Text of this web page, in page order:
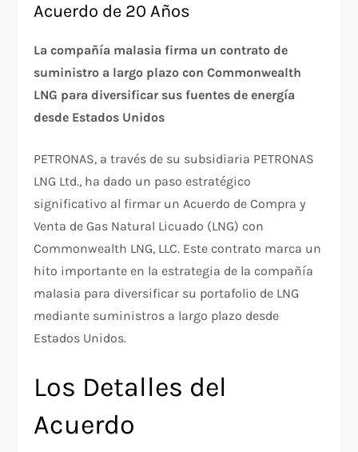
Acuerdo de 20 Años
La compañía malasia firma un contrato de
suministro a largo plazo con Commonwealth
LNG para diversificar sus fuentes de energía
desde Estados Unidos
PETRONAS, a través de su subsidiaria PETRONAS
LNG Ltd., ha dado un paso estratégico
significativo al firmar un Acuerdo de Compra y
Venta de Gas Natural Licuado (LNG) con
Commonwealth LNG, LLC. Este contrato marca un
hito importante en la estrategia de la compañía
malasia para diversificar su portafolio de LNG
mediante suministros a largo plazo desde
Estados Unidos.
Los Detalles del
Acuerdo